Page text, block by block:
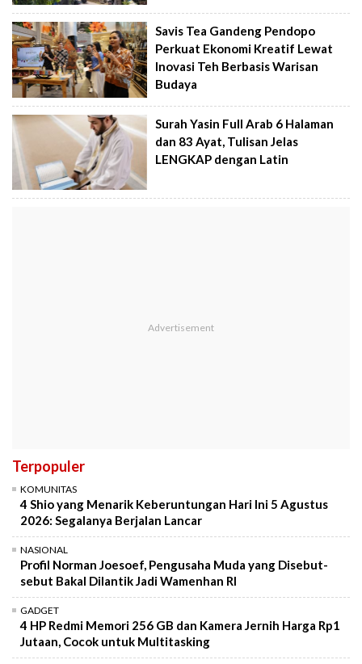
Savis Tea Gandeng Pendopo
Perkuat Ekonomi Kreatif Lewat
Inovasi Teh Berbasis Warisan
Budaya
Surah Yasin Full Arab 6 Halaman
dan 83 Ayat, Tulisan Jelas
LENGKAP dengan Latin
Terpopuler
KOMUNITAS
4 Shio yang Menarik Keberuntungan Hari Ini 5 Agustus
2026: Segalanya Berjalan Lancar
NASIONAL
Profil Norman Joesoef, Pengusaha Muda yang Disebut-
sebut Bakal Dilantik Jadi Wamenhan RI
GADGET
4 HP Redmi Memori 256 GB dan Kamera Jernih Harga Rp1
Jutaan, Cocok untuk Multitasking